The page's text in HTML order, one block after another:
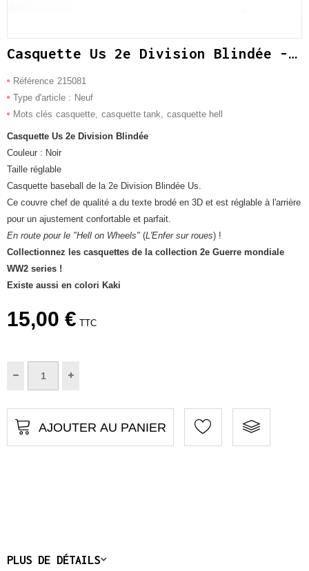
Casquette Us 2e Division Blindée - Noir
Référence 215081
Type d'article : Neuf
Mots clés casquette casquette tank casquette hell
Casquette Us 2e Division Blindée
Couleur : Noir
Taille réglable
Casquette baseball de la 2e Division Blindée Us.
Ce couvre chef de qualité a du texte brodé en 3D et est réglable à l'arrière
pour un ajustement confortable et parfait.
En route pour le "Hell on Wheels" (L'Enfer sur roues) !
Collectionnez les casquettes de la collection 2e Guerre mondiale
WW2 series !
Existe aussi en colori Kaki
15,00 € TTC
AJOUTER AU PANIER
PLUS DE DÉTAILS